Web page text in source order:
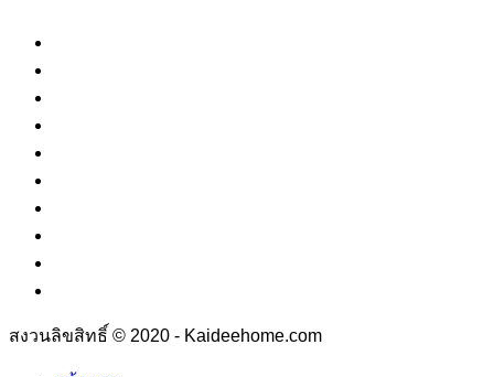
สงวนลิขสิทธิ์ © 2020 - Kaideehome.com